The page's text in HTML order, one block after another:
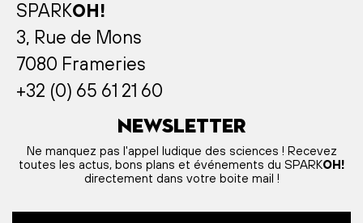
SPARKOH!
3, Rue de Mons
7080 Frameries
+32 (0) 65 61 21 60
Newsletter
Ne manquez pas l'appel ludique des sciences ! Recevez
toutes les actus, bons plans et événements du SPARKOH!
directement dans votre boite mail !